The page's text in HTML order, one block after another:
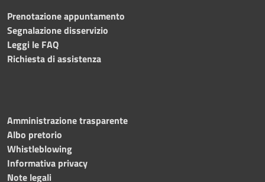
Prenotazione appuntamento
Segnalazione disservizio
Leggi le FAQ
Richiesta di assistenza
Amministrazione trasparente
Albo pretorio
Whistleblowing
Informativa privacy
Note legali